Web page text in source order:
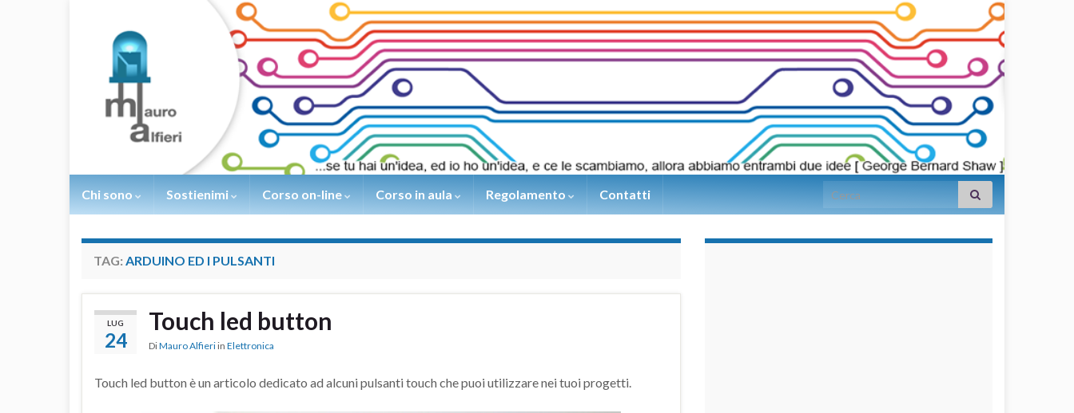
Chi sono Sostienimi Corso on-line Corso in aula Regolamento Contatti Search for:
TAG: ARDUINO ED I PULSANTI
LUG
24
Touch led button
DiMauro Alfieri in Elettronica
Touch led button è un articolo dedicato ad alcuni pulsanti touch che puoi utilizzare nei tuoi progetti.